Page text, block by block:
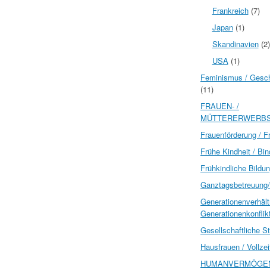
Frankreich(7)
Japan(1)
Skandinavien(2)
USA(1)
Feminismus /
(11)
FRAUEN- /
Frauenförderung /
Frühe Kindheit /
Frühkindliche
Gesellschaftliche
Hausfrauen /